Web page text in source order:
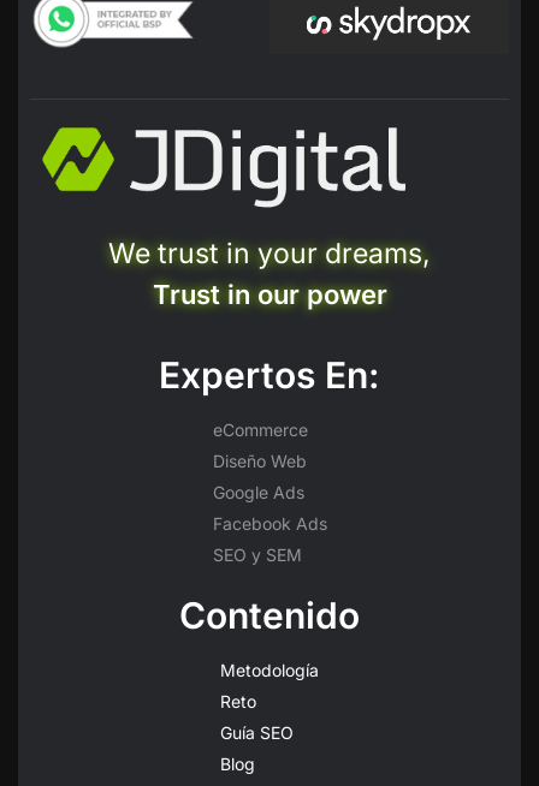
We trust in your dreams,
Trust in our power
Expertos En:
eCommerce
Diseño Web
Google Ads
Facebook Ads
SEO y SEM
Contenido
Metodología
Reto
Guía SEO
Blog